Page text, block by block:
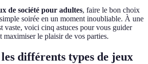
de société pour adultes, faire le bon choix
soirée en un moment inoubliable. À une
vaste, voici cinq astuces pour vous guider
maximiser le plaisir de vos parties.
différents types de jeux